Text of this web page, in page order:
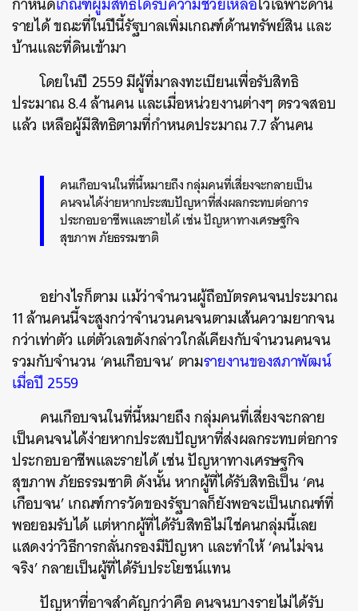
รายได้ ขณะที่ในปีนี้รัฐบาลเพิ่มเกณฑ์ด้านทรัพย์สิน และ
บ้านและที่ดินเข้ามา
โดยในปี 2559 มีผู้ที่มาลงทะเบียนเพื่อรับสิทธิ
ประมาณ 8.4 ล้านคน และเมื่อหน่วยงานต่างๆ ตรวจสอบ
แล้ว เหลือผู้มีสิทธิตามที่กำหนดประมาณ 7.7 ล้านคน
คนเกือบจนในที่นี้หมายถึง กลุ่มคนที่เสี่ยงจะกลายเป็น
คนจนได้ง่ายหากประสบปัญหาที่ส่งผลกระทบต่อการ
ประกอบอาชีพและรายได้ เช่น ปัญหาทางเศรษฐกิจ
สุขภาพ ภัยธรรมชาติ
อย่างไรก็ตาม แม้ว่าจำนวนผู้ถือบัตรคนจนประมาณ
11 ล้านคนนี้จะสูงกว่าจำนวนคนจนตามเส้นความยากจน
กว่าเท่าตัว แต่ตัวเลขดังกล่าวใกล้เคียงกับจำนวนคนจน
รวมกับจำนวน ‘คนเกือบจน’ ตามรายงานของสภาพัฒน์
เมื่อปี 2559
คนเกือบจนในที่นี้หมายถึง กลุ่มคนที่เสี่ยงจะกลาย
เป็นคนจนได้ง่ายหากประสบปัญหาที่ส่งผลกระทบต่อการ
ประกอบอาชีพและรายได้ เช่น ปัญหาทางเศรษฐกิจ
สุขภาพ ภัยธรรมชาติ ดังนั้น หากผู้ที่ได้รับสิทธิเป็น ‘คน
เกือบจน’ เกณฑ์การวัดของรัฐบาลก็ยังพอจะเป็นเกณฑ์ที่
พอยอมรับได้ แต่หากผู้ที่ได้รับสิทธิไม่ใช่คนกลุ่มนี้เลย
แสดงว่าวิธีการกลั่นกรองมีปัญหา และทำให้ ‘คนไม่จน
จริง’ กลายเป็นผู้ที่ได้รับประโยชน์แทน
ปัญหาที่อาจสำคัญกว่าคือ คนจนบางรายไม่ได้รับ